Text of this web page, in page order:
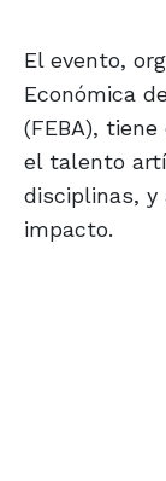
El evento,
Económica
(FEBA),
el talento
disciplinas, y
impacto.